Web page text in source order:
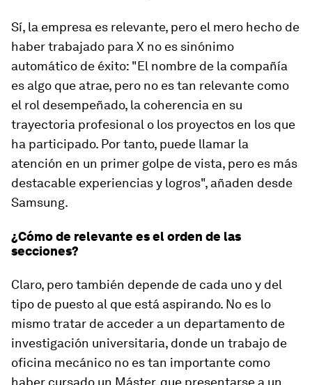
Sí, la empresa es relevante, pero el mero hecho de
haber trabajado para X no es sinónimo
automático de éxito: "El nombre de la compañía
es algo que atrae, pero no es tan relevante como
el rol desempeñado, la coherencia en su
trayectoria profesional o los proyectos en los que
ha participado. Por tanto, puede llamar la
atención en un primer golpe de vista, pero es más
destacable experiencias y logros", añaden desde
Samsung.
¿Cómo de relevante es el orden de las
secciones?
Claro, pero también depende de cada uno y del
tipo de puesto al que está aspirando. No es lo
mismo tratar de acceder a un departamento de
investigación universitaria, donde un trabajo de
oficina mecánico no es tan importante como
haber cursado un Máster, que presentarse a un